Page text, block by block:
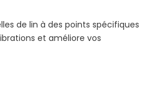
de lin à des points spécifiques
et améliore vos